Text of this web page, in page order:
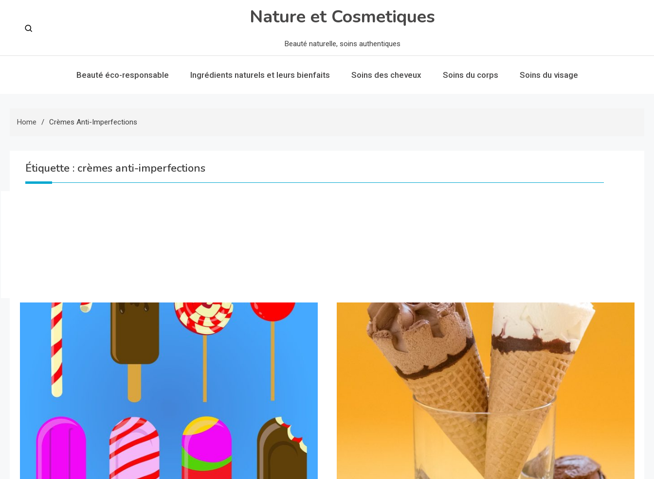
Nature et Cosmetiques
Beauté naturelle, soins authentiques
Beauté éco-responsable Ingrédients naturels et leurs bienfaits Soins des cheveux Soins du corps Soins du visage
Home Crèmes Anti-Imperfections
Étiquette : crèmes anti-imperfections